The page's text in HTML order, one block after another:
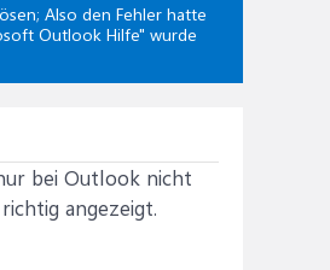
Also den Fehler hatte
Outlook Hilfe" wurde
bei Outlook nicht
angezeigt.